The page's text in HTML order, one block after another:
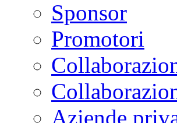
Sponsor
Promotori
Aziende